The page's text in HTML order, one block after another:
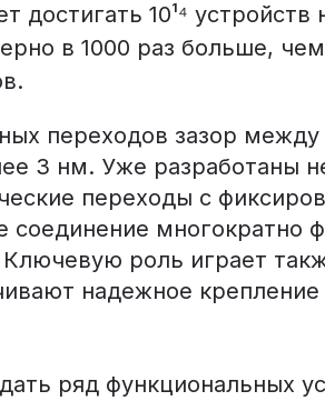
достигать 10¹⁴ устройств
в 1000 раз больше,
переходов зазор между
3 нм. Уже разработаны
переходы с
соединение многократно
роль играет
надежное
ряд функциональных